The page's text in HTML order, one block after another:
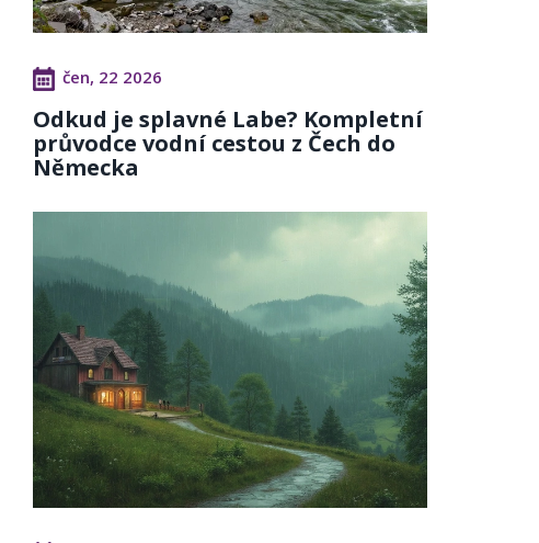
čen, 22 2026
Odkud je splavné Labe? Kompletní
průvodce vodní cestou z Čech do
Německa